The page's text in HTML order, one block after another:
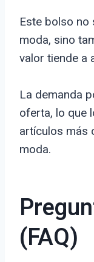
Este bolso no
moda, sino
valor tiende a
La demanda
oferta, lo que
artículos más
moda.
(FAQ)